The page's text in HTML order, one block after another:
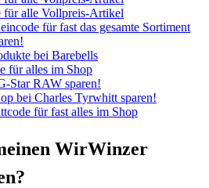
WirWinzer